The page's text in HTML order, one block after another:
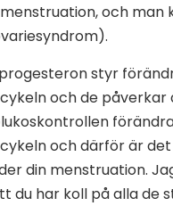
och man
styr
och de påverkar
och därför är
din menstruation.
du har koll på alla de